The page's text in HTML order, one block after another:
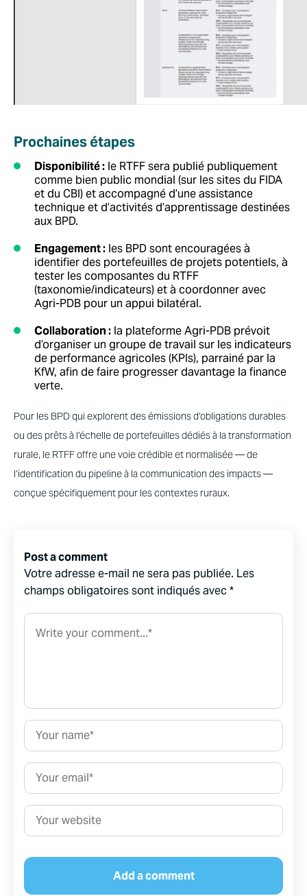
Prochaines étapes
Disponibilité : le RTFF sera publié publiquement
comme bien public mondial (sur les sites du FIDA
et du CBI) et accompagné d’une assistance
technique et d’activités d’apprentissage destinées
aux BPD.
Engagement : les BPD sont encouragées à
identifier des portefeuilles de projets potentiels, à
tester les composantes du RTFF
(taxonomie/indicateurs) et à coordonner avec
Agri-PDB pour un appui bilatéral.
Collaboration : la plateforme Agri-PDB prévoit
d’organiser un groupe de travail sur les indicateurs
de performance agricoles (KPIs), parrainé par la
KfW, afin de faire progresser davantage la finance
verte.
Pour les BPD qui explorent des émissions d’obligations durables
ou des prêts à l’échelle de portefeuilles dédiés à la transformation
rurale, le RTFF offre une voie crédible et normalisée — de
l’identification du pipeline à la communication des impacts —
conçue spécifiquement pour les contextes ruraux.
Post a comment
Votre adresse e-mail ne sera pas publiée. Les
champs obligatoires sont indiqués avec*
Comment*
Name*
Email*
Website